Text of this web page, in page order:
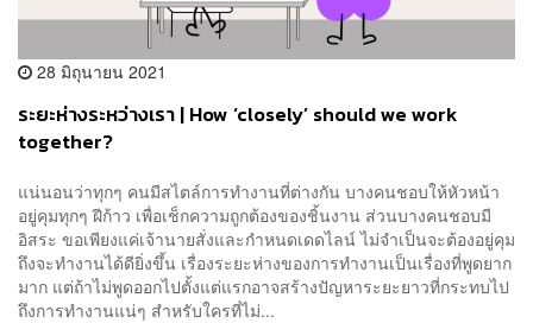
28 มิถุนายน 2021
ระยะห่างระหว่างเรา | How ‘closely’ should we work
together?
แน่นอนว่าทุกๆ คนมีสไตล์การทำงานที่ต่างกัน บางคนชอบให้หัวหน้า
อยู่คุมทุกๆ ฝีก้าว เพื่อเช็กความถูกต้องของชิ้นงาน ส่วนบางคนชอบมี
อิสระ ขอเพียงแค่เจ้านายสั่งและกำหนดเดดไลน์ ไม่จำเป็นจะต้องอยู่คุม
ถึงจะทำงานได้ดียิ่งขึ้น เรื่องระยะห่างของการทำงานเป็นเรื่องที่พูดยาก
มาก แต่ถ้าไม่พูดออกไปตั้งแต่แรกอาจสร้างปัญหาระยะยาวที่กระทบไป
ถึงการทำงานแน่ๆ สำหรับใครที่ไม่...